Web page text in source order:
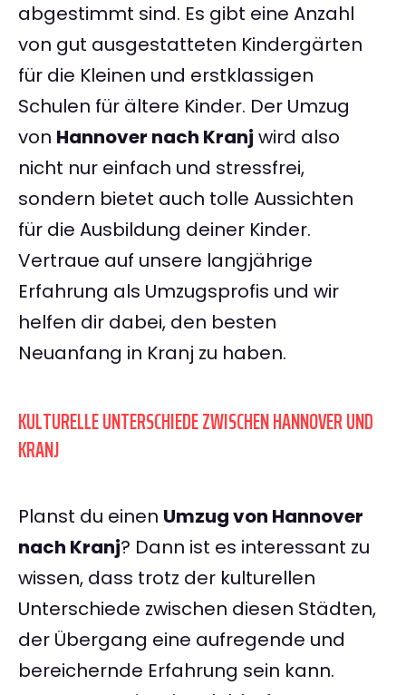
abgestimmt sind. Es gibt eine Anzahl
von gut ausgestatteten Kindergärten
für die Kleinen und erstklassigen
Schulen für ältere Kinder. Der Umzug
von Hannover nach Kranj wird also
nicht nur einfach und stressfrei,
sondern bietet auch tolle Aussichten
für die Ausbildung deiner Kinder.
Vertraue auf unsere langjährige
Erfahrung als Umzugsprofis und wir
helfen dir dabei, den besten
Neuanfang in Kranj zu haben.
KULTURELLE UNTERSCHIEDE ZWISCHEN HANNOVER UND
KRANJ
Planst du einen Umzug von Hannover
nach Kranj? Dann ist es interessant zu
wissen, dass trotz der kulturellen
Unterschiede zwischen diesen Städten,
der Übergang eine aufregende und
bereichernde Erfahrung sein kann.